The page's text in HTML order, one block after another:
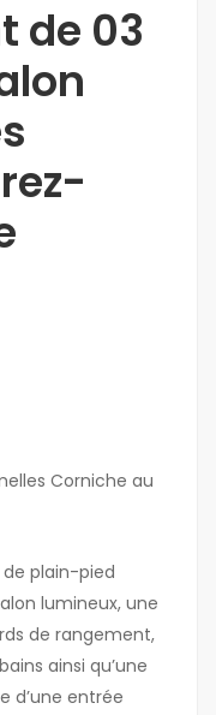
de 03
Corniche au
plain-pied
lumineux, une
de rangement,
ainsi qu’une
d’une entrée